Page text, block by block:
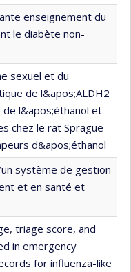
enseignement du
le diabète non-
sexuel et du
de l&apos;ALDH2
de l&apos;éthanol et
chez le rat Sprague-
d&apos;éthanol
système de gestion
et en santé et
triage score, and
in emergency
for influenza-like